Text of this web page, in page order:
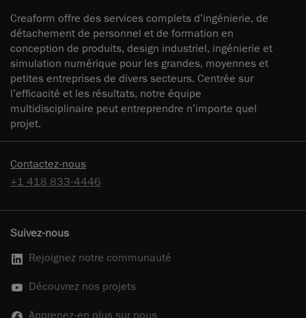
Creaform offre des services complets d’ingénierie, de
détachement de personnel et de formation en
conception de produits, design industriel, ingénierie et
simulation numérique pour les grandes, moyennes et
petites entreprises de divers secteurs. Centrée sur
l’efficacité et les résultats, notre équipe
multidisciplinaire peut entreprendre n’importe quel
projet.
Contactez-nous
+1 418 833-4446
Suivez-nous
Rejoignez notre communauté
Découvrez nos projets